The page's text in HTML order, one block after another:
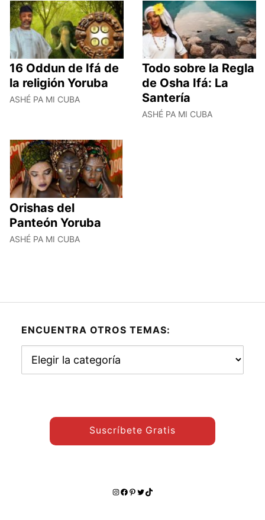
16 Oddun de Ifá de
la religión Yoruba
ASHÉ PA MI CUBA
Todo sobre la Regla
de Osha Ifá: La
Santería
ASHÉ PA MI CUBA
Orishas del
Panteón Yoruba
ASHÉ PA MI CUBA
ENCUENTRA OTROS TEMAS:
otros
Suscríbete Gratis
Instagram
Facebook
Pinterest
Twitter
TikTok